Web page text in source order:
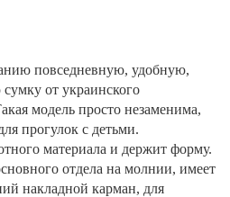
повседневную, удобную,
от украинского
модель просто незаменима,
прогулок с детьми.
материала и держит форму.
отдела на молнии, имеет
накладной карман, для